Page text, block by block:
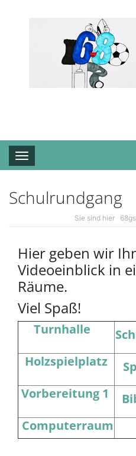
Toggle navigation
Schulrundgang
Sie sind hier
Hier geben wir
Videoeinblick in
Räume.
Viel Spaß!
Turnhalle
Holzspielplatz
Vorbereitung 1
Computerraum